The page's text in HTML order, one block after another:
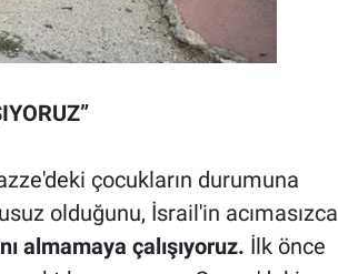
çocukların durumuna
olduğunu, İsrail'in acımasızca
almamaya çalışıyoruz. İlk önce